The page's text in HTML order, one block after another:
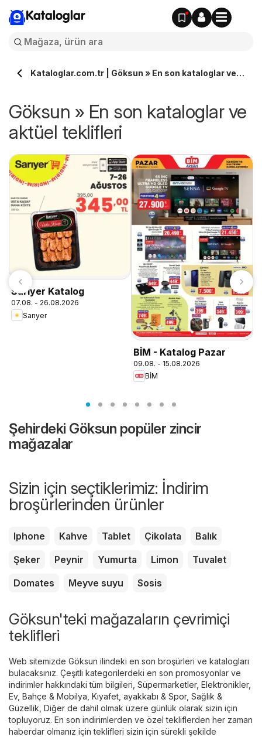
Kataloglar
Kataloglar.com.tr | Göksun » En son kataloglar ve
Göksun » En son kataloglar ve
aktüel teklifleri
Sarıyer Katalog
07.08. - 26.08.2026
Sarıyer
BİM - Katalog Pazar
09.08. - 15.08.2026
BİM
Şehirdeki Göksun popüler zincir
mağazalar
Sizin için seçtiklerimiz: İndirim
broşürlerinden ürünler
Iphone Kahve Tablet Çikolata
Balık
Şeker
Peynir Yumurta Limon
Tuvalet
Domates
Meyve suyu Sosis
Göksun'teki mağazaların çevrimiçi
teklifleri
Web sitemizde Göksun ilindeki en son broşürleri ve katalogları
bulacaksınız. Çeşitli kategorilerdeki en son promosyonlar ve
indirimler hakkındaki tüm bilgileri, Süpermarketler, Elektronikler,
Ev, Bahçe & Mobilya Kıyafet, ayakkabı & Spor, Sağlık &
Güzellik Diğer de dahil olmak üzere günlük olarak sizin için
topluyoruz. En son indirimlerden ve özel tekliflerden her zaman
haberdar olmanız için teklifleri sizin için sürekli şekilde